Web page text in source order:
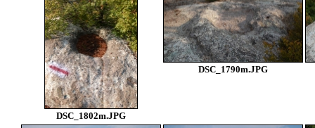
DSC_1802m.JPG
DSC_1790m.JPG